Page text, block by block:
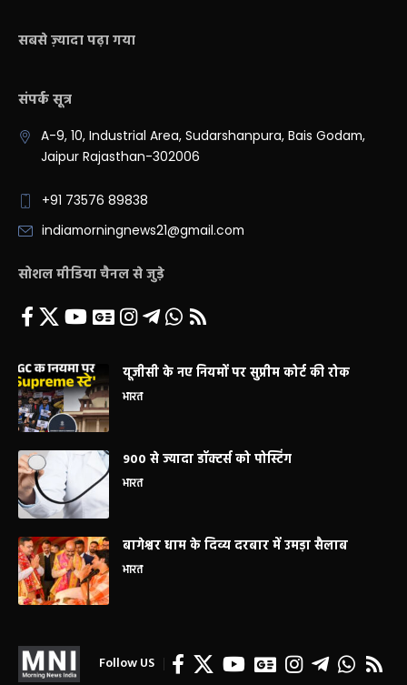
सबसे ज़्यादा पढ़ा गया
संपर्क सूत्र
A-9, 10, Industrial Area, Sudarshanpura, Bais Godam,
Jaipur Rajasthan-302006
+91 73576 89838
indiamorningnews21@gmail.com
सोशल मीडिया चैनल से जुड़े
यूजीसी के नए नियमों पर सुप्रीम कोर्ट की रोक
भारत
900 से ज्यादा डॉक्टर्स को पोस्टिंग
भारत
बागेश्वर धाम के दिव्य दरबार में उमड़ा सैलाब
भारत
Follow US